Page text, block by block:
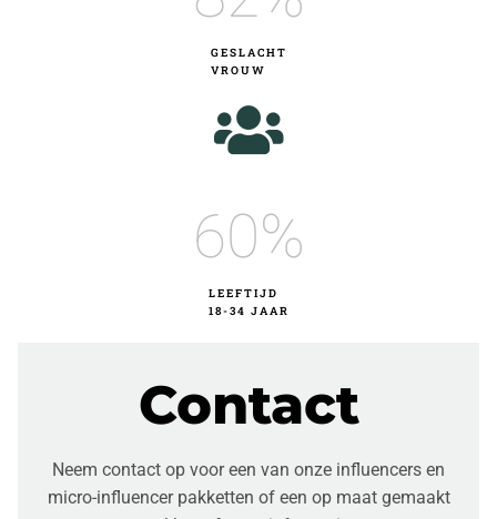
GESLACHT
VROUW
LEEFTIJD
18-34 JAAR
60%
Contact
Neem contact op voor een van onze influencers en
micro-influencer pakketten of een op maat gemaakt